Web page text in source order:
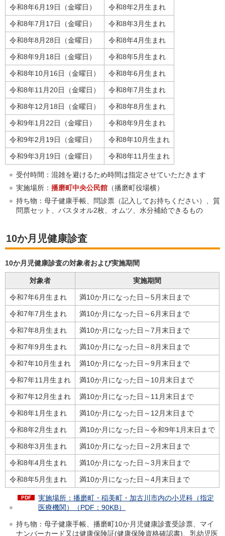
令和8年6月19日（金曜日） 令和8年2月生まれ
令和8年7月17日（金曜日） 令和8年3月生まれ
令和8年8月28日（金曜日） 令和8年4月生まれ
令和8年9月18日（金曜日） 令和8年5月生まれ
令和8年10月16日（金曜日） 令和8年6月生まれ
令和8年11月20日（金曜日） 令和8年7月生まれ
令和8年12月18日（金曜日） 令和8年8月生まれ
令和9年1月22日（金曜日） 令和8年9月生まれ
令和9年2月19日（金曜日） 令和8年10月生まれ
令和9年3月19日（金曜日） 令和8年11月生まれ
受付時間：混雑を避けるため時間は指定させていただきます
実施場所： 播磨町中央公民館 （播磨町役場横）
持ち物：母子健康手帳、問診票（記入してお持ちください）、質
問票セット、バスタオル2枚、オムツ、水分補給できるもの
10か月児健康診査
10か月児健康診査の対象者および実施期間
対象者 実施期間
令和7年6月生まれ 満10か月になった日～5月末日まで
令和7年7月生まれ 満10か月になった日～6月末日まで
令和7年8月生まれ 満10か月になった日～7月末日まで
令和7年9月生まれ 満10か月になった日～8月末日まで
令和7年10月生まれ 満10か月になった日～9月末日まで
令和7年11月生まれ 満10か月になった日～10月末日まで
令和7年12月生まれ 満10か月になった日～11月末日まで
令和8年1月生まれ 満10か月になった日～12月末日まで
令和8年2月生まれ 満10か月になった日～令和9年1月末日まで
令和8年3月生まれ 満10か月になった日～2月末日まで
令和8年4月生まれ 満10か月になった日～3月末日まで
令和8年5月生まれ 満10か月になった日～4月末日まで
実施場所：播磨町・稲美町・加古川市内の小児科（指定
医療機関）（PDF：90KB）
持ち物：母子健康手帳、播磨町10か月児健康診査受診票、マイ
ナンバーカード又は健康保険証(健康保険資格確認書)、乳幼児医